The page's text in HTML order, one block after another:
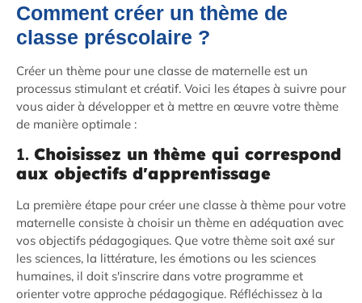
Comment créer un thème de
classe préscolaire ?
Créer un thème pour une classe de maternelle est un
processus stimulant et créatif. Voici les étapes à suivre pour
vous aider à développer et à mettre en œuvre votre thème
de manière optimale :
1. Choisissez un thème qui correspond
aux objectifs d'apprentissage
La première étape pour créer une classe à thème pour votre
maternelle consiste à choisir un thème en adéquation avec
vos objectifs pédagogiques. Que votre thème soit axé sur
les sciences, la littérature, les émotions ou les sciences
humaines, il doit s'inscrire dans votre programme et
orienter votre approche pédagogique. Réfléchissez à la